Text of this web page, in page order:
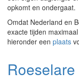
opkomt en ondergaat.
Omdat Nederland en
exacte tijden
hieronder een plaats
Roeselare